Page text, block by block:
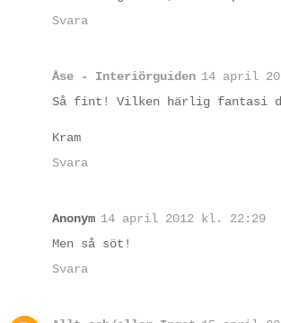
Svara
Åse - Interiörguiden 14 april
Så fint! Vilken härlig fantasi
Kram
Svara
Anonym 14 april 2012 kl. 22:29
Men så söt!
Svara